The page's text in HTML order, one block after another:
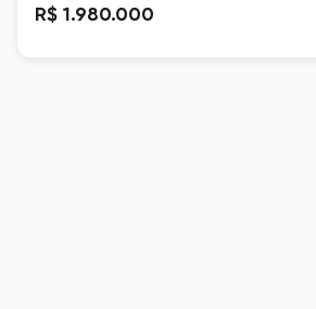
R$ 1.980.000